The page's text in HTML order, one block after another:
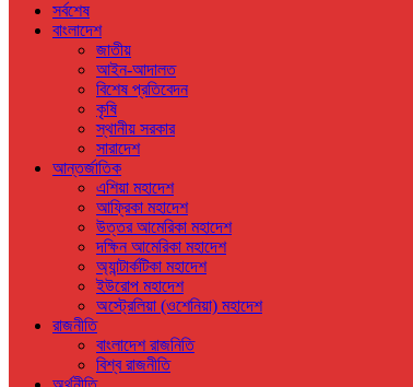
সর্বশেষ
বাংলাদেশ
জাতীয়
আইন-আদালত
বিশেষ প্রতিবেদন
কৃষি
স্থানীয় সরকার
সারাদেশ
আন্তর্জাতিক
এশিয়া মহাদেশ
আফ্রিকা মহাদেশ
উত্তর আমেরিকা মহাদেশ
দক্ষিন আমেরিকা মহাদেশ
অ্যান্টার্কটিকা মহাদেশ
ইউরোপ মহাদেশ
অস্ট্রেলিয়া (ওশেনিয়া) মহাদেশ
রাজনীতি
বাংলাদেশ রাজনিতি
বিশ্ব রাজনীতি